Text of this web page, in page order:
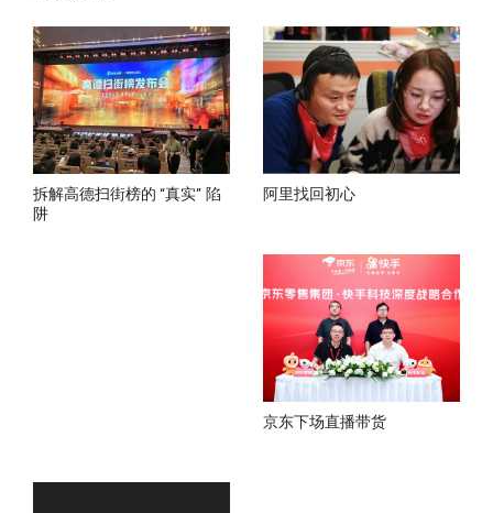
拆解高德扫街榜的 “真实” 陷
阱
阿里找回初心
京东下场直播带货